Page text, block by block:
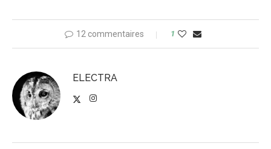
12 commentaires 1
ELECTRA